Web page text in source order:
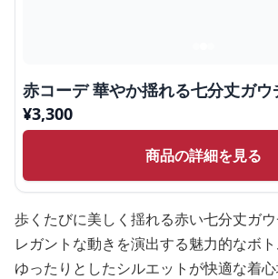
赤コーデ 華やか揺れる七分丈ガウ
¥3,300
商品の詳細を見る
歩くたびに美しく揺れる赤い七分丈ガ
レガントな動きを演出する魅力的なボト
ゆったりとしたシルエットが快適な着